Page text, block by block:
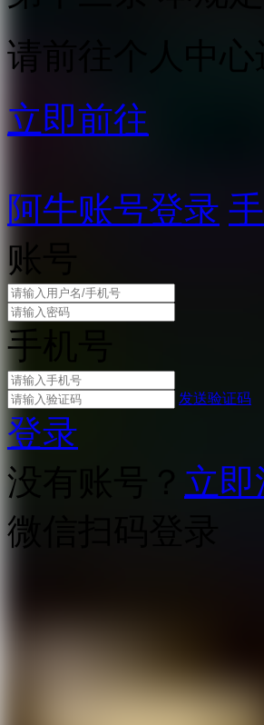
请前往个人中
立即前往
阿牛账号登录
账号
手机号
发送验证码
登录
没有账号？ 立
微信扫码登录